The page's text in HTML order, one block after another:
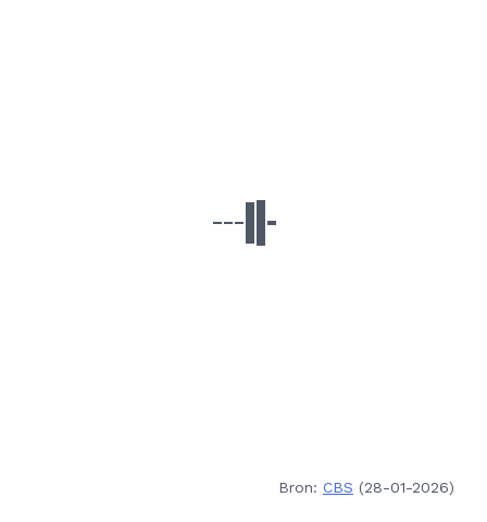
Bron: CBS (28-01-2026)